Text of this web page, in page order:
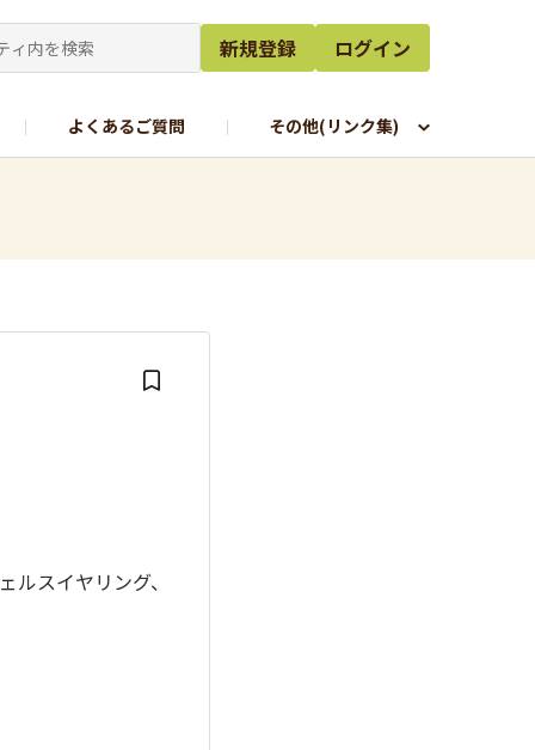
新規登録 ログイン
よくあるご質問 その他(リンク集)
スイヤリング、